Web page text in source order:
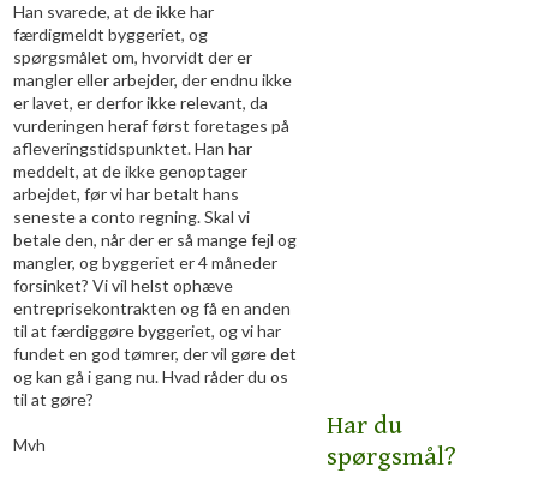
Han svarede, at de ikke har
færdigmeldt byggeriet, og
spørgsmålet om, hvorvidt der er
mangler eller arbejder, der endnu ikke
er lavet, er derfor ikke relevant, da
vurderingen heraf først foretages på
afleveringstidspunktet. Han har
meddelt, at de ikke genoptager
arbejdet, før vi har betalt hans
seneste a conto regning. Skal vi
betale den, når der er så mange fejl og
mangler, og byggeriet er 4 måneder
forsinket? Vi vil helst ophæve
entreprisekontrakten og få en anden
til at færdiggøre byggeriet, og vi har
fundet en god tømrer, der vil gøre det
og kan gå i gang nu. Hvad råder du os
til at gøre?
Mvh
Har du
spørgsmål?